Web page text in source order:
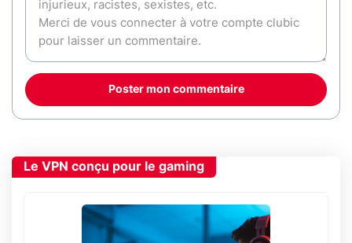
Poster mon commentaire
Le VPN conçu pour le gaming